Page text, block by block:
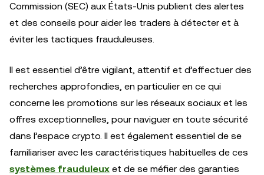
Commission (SEC) aux États-Unis publient des alertes
et des conseils pour aider les traders à détecter et à
éviter les tactiques frauduleuses.
Il est essentiel d’être vigilant, attentif et d’effectuer des
recherches approfondies, en particulier en ce qui
concerne les promotions sur les réseaux sociaux et les
offres exceptionnelles, pour naviguer en toute sécurité
dans l’espace crypto. Il est également essentiel de se
familiariser avec les caractéristiques habituelles de ces
systèmes frauduleux et de se méfier des garanties